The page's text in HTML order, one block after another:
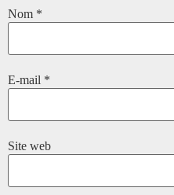
Nom *
E-mail *
Site web